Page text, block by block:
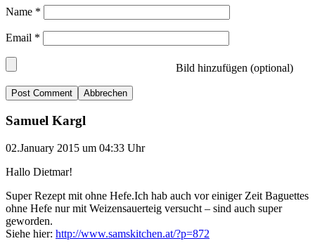
Name *
Email *
Bild hinzufügen (optional)
Abbrechen
Samuel Kargl
02.January 2015 um 04:33 Uhr
Hallo Dietmar!
Super Rezept mit ohne Hefe.Ich hab auch vor einiger Zeit Baguettes
ohne Hefe nur mit Weizensauerteig versucht – sind auch super
geworden.
Siehe hier: http://www.samskitchen.at/?p=872